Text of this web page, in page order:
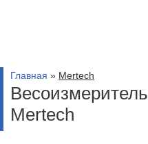
Главная » Mertech
Mertech